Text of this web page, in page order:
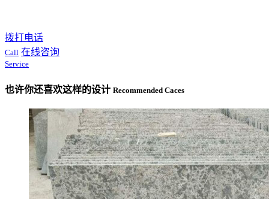
拨打电话
Call 在线咨询
Service
也许你还喜欢这样的设计 Recommended Caces